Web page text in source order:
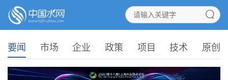
要闻 市场 企业 政策 项目 技术 原创